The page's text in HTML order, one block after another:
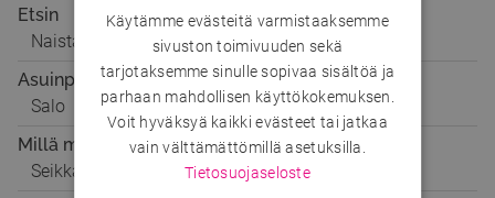
Etsin
Naista
Asuinpaikka
Salo
Millä mielellä
Seikkailuun, Ystäväksi, Etsintäkuulutus!
Käytämme evästeitä varmistaaksemme
sivuston toimivuuden sekä
tarjotaksemme sinulle sopivaa sisältöä ja
parhaan mahdollisen käyttökokemuksen.
Voit hyväksyä kaikki evästeet tai jatkaa
vain välttämättömillä asetuksilla.
Tietosuojaseloste